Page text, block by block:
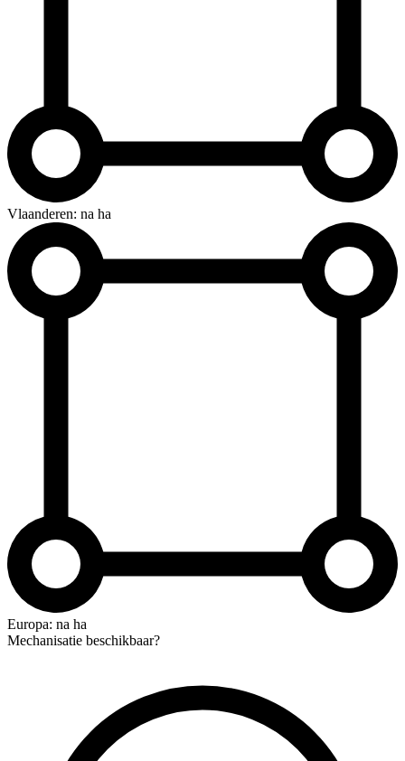
Vlaanderen: na ha
Europa: na ha
Mechanisatie beschikbaar?